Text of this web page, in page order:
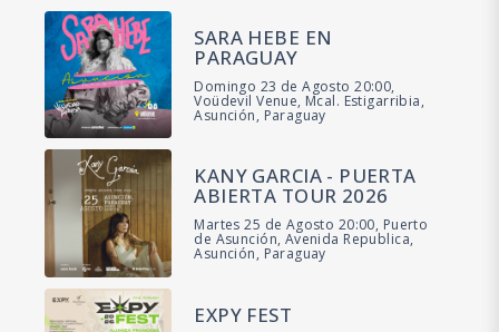
SARA HEBE EN
PARAGUAY
Domingo 23 de Agosto 20:00,
Voüdevil Venue, Mcal. Estigarribia,
Asunción, Paraguay
KANY GARCIA - PUERTA
ABIERTA TOUR 2026
Martes 25 de Agosto 20:00, Puerto
de Asunción, Avenida Republica,
Asunción, Paraguay
EXPY FEST